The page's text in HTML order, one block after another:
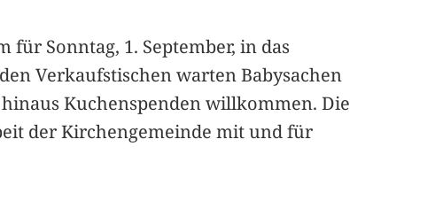
Sonntag, 1. September, in das
Verkaufstischen warten Babysachen
Kuchenspenden willkommen. Die
der Kirchengemeinde mit und für